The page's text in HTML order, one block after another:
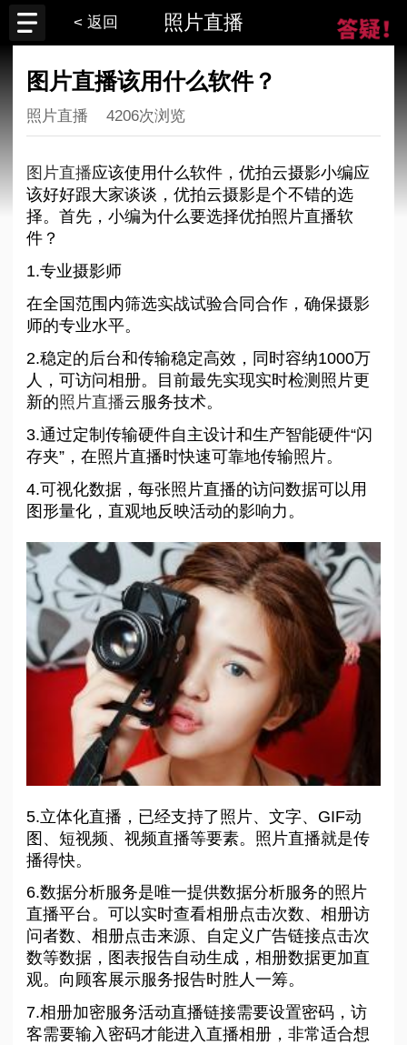
< 返回 照片直播
图片直播该用什么软件？
照片直播 4206次浏览
图片直播应该使用什么软件，优拍云摄影小编应
该好好跟大家谈谈，优拍云摄影是个不错的选
择。首先，小编为什么要选择优拍照片直播软
件？
1.专业摄影师
在全国范围内筛选实战试验合同合作，确保摄影
师的专业水平。
2.稳定的后台和传输稳定高效，同时容纳1000万
人，可访问相册。目前最先实现实时检测照片更
新的照片直播云服务技术。
3.通过定制传输硬件自主设计和生产智能硬件“闪
存夹”，在照片直播时快速可靠地传输照片。
4.可视化数据，每张照片直播的访问数据可以用
图形量化，直观地反映活动的影响力。
5.立体化直播，已经支持了照片、文字、GIF动
图、短视频、视频直播等要素。照片直播就是传
播得快。
6.数据分析服务是唯一提供数据分析服务的照片
直播平台。可以实时查看相册点击次数、相册访
问者数、相册点击来源、自定义广告链接点击次
数等数据，图表报告自动生成，相册数据更加直
观。向顾客展示服务报告时胜人一筹。
7.相册加密服务活动直播链接需要设置密码，访
客需要输入密码才能进入直播相册，非常适合想